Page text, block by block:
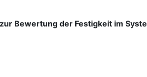
Bewertung der Festigkeit im